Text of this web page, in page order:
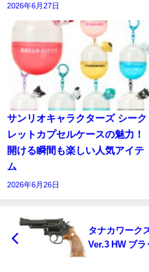
2026年6月27日
サンリオキャラクターズ シーク
レットカプセルケースの魅力！
開ける瞬間も楽しい人気アイテ
ム
2026年6月26日
タナカワーク
Ver.3 HW ブ